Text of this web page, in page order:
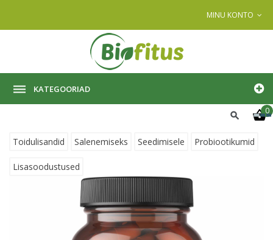
MINU KONTO
KATEGOORIAD
0
Toidulisandid Salenemiseks Seedimisele Probiootikumid
Lisasoodustused